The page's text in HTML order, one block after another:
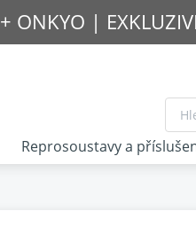
+ ONKYO |
Reprosoustavy a